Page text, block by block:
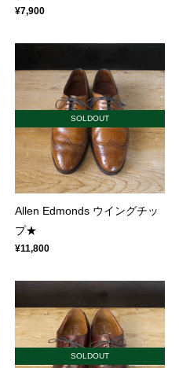
¥7,900
SOLDOUT
Allen Edmonds ウイングチッ
プ★
¥11,800
SOLDOUT